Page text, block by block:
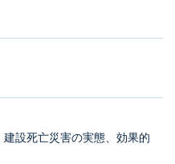
建設死亡災害の実態、効果的